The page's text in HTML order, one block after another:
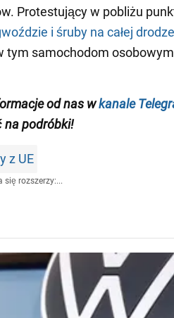
Protestujący w pobliżu
i śruby na całej drodze
tym samochodom
od nas wkanale
na podróbki!
z UE
się rozszerzy:...